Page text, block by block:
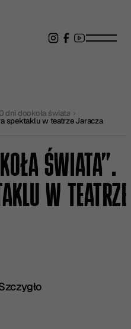
dni dookoła świata
spektaklu w teatrze Jaracza
ŚWIATA”.
W TEATRZE